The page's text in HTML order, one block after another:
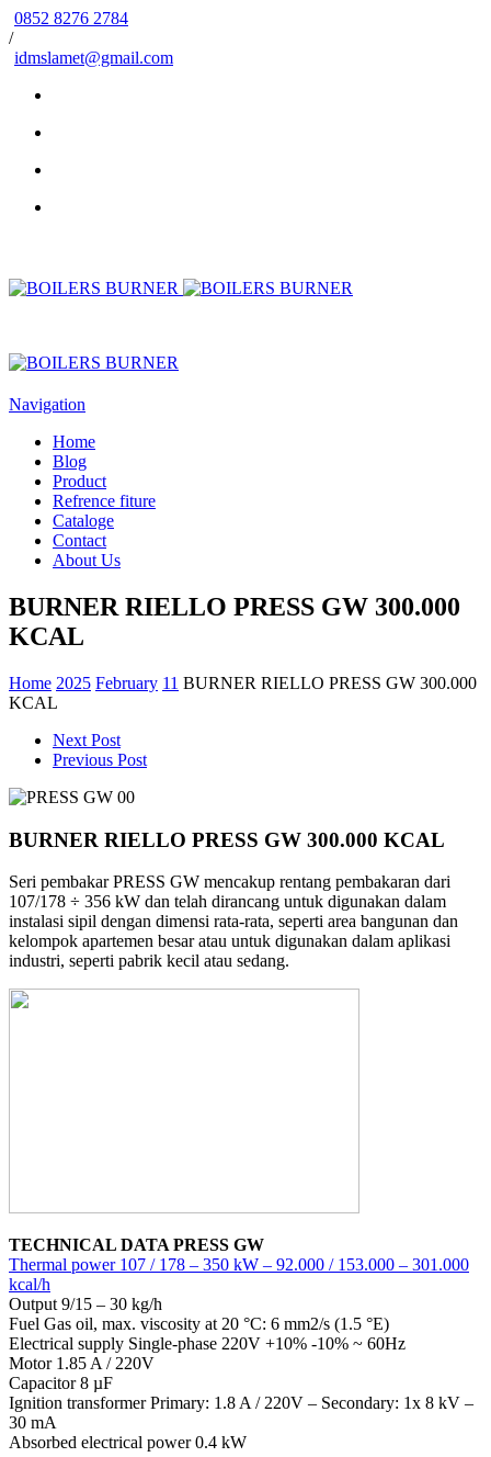
0852 8276 2784
/
idmslamet@gmail.com
Navigation
Home
Blog
Product
Refrence fiture
Cataloge
Contact
About Us
BURNER RIELLO PRESS GW 300.000
KCAL
Home 2025 February 11 BURNER RIELLO PRESS GW 300.000
KCAL
Next Post
Previous Post
BURNER RIELLO PRESS GW 300.000 KCAL
Seri pembakar PRESS GW mencakup rentang pembakaran dari
107/178 ÷ 356 kW dan telah dirancang untuk digunakan dalam
instalasi sipil dengan dimensi rata-rata, seperti area bangunan dan
kelompok apartemen besar atau untuk digunakan dalam aplikasi
industri, seperti pabrik kecil atau sedang.
TECHNICAL DATA PRESS GW
Thermal power 107 / 178 – 350 kW – 92.000 / 153.000 – 301.000
kcal/h
Output 9/15 – 30 kg/h
Fuel Gas oil, max. viscosity at 20 °C: 6 mm2/s (1.5 °E)
Electrical supply Single-phase 220V +10% -10% ~ 60Hz
Motor 1.85 A / 220V
Capacitor 8 µF
Ignition transformer Primary: 1.8 A / 220V – Secondary: 1x 8 kV –
30 mA
Absorbed electrical power 0.4 kW